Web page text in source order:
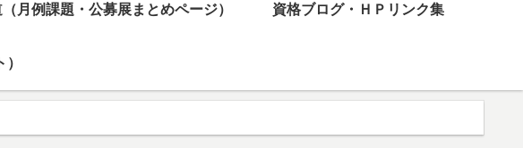
月例課題・公募展まとめページ） 資格ブログ・ＨＰリンク集